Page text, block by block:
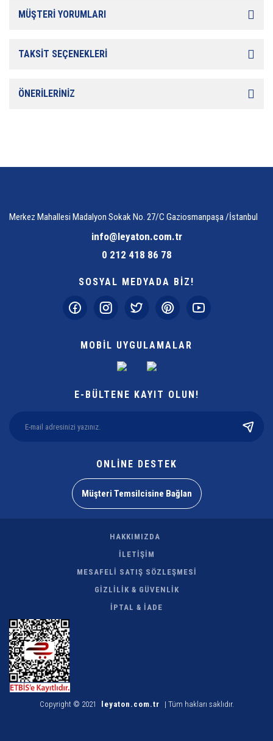
MÜŞTERİ YORUMLARI
TAKSİT SEÇENEKLERİ
ÖNERİLERİNİZ
Merkez Mahallesi Madalyon Sokak No. 27/C Gaziosmanpaşa /İstanbul
info@leyaton.com.tr
0 212 418 86 78
SOSYAL MEDYADA BİZ!
MOBİL UYGULAMALAR
E-BÜLTENE KAYIT OLUN!
ONLİNE DESTEK
Müşteri Temsilcisine Bağlan
HAKKIMIZDA
İLETİŞİM
MESAFELİ SATIŞ SÖZLEŞMESİ
GİZLİLİK & GÜVENLİK
İPTAL & İADE
Copyright © 2021 leyaton.com.tr | Tüm hakları saklıdır.